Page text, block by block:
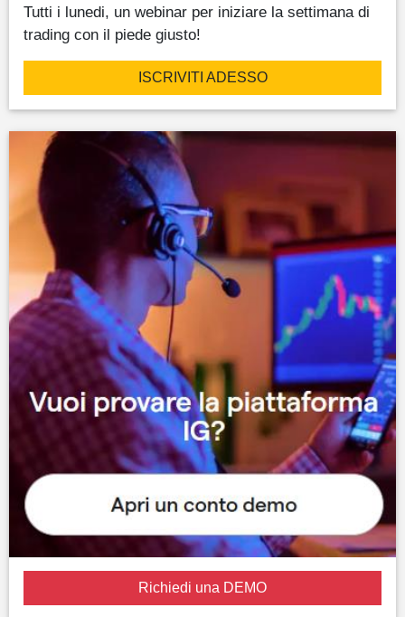
Tutti i lunedi, un webinar per iniziare la settimana di
trading con il piede giusto!
ISCRIVITI ADESSO
Richiedi una DEMO